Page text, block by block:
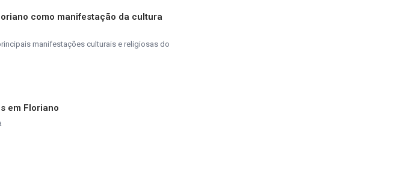
como manifestação da cultura
manifestações culturais e religiosas do
em Floriano